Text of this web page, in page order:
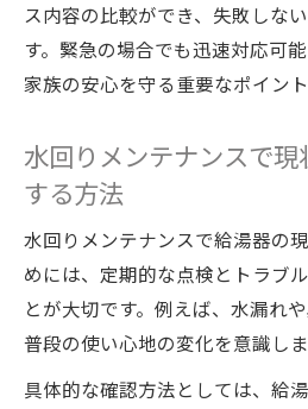
ス内容の比較ができ、失敗しな
す。緊急の場合でも迅速対応可
家族の安心を守る重要なポイント
水回りメンテナンスで
する方法
水回りメンテナンスで給湯器の
めには、定期的な点検とトラブ
とが大切です。例えば、水漏れ
普段の使い心地の変化を意識しま
具体的な確認方法としては、給